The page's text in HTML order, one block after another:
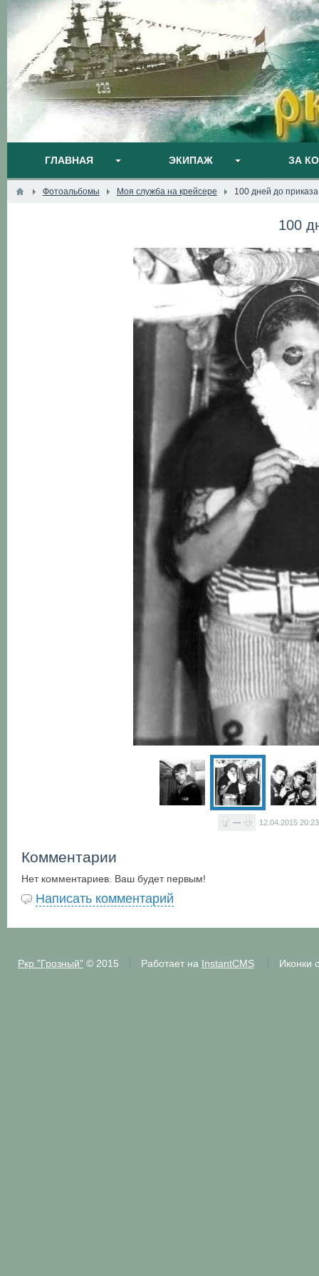
ГЛАВНАЯ ЭКИПАЖ ЗА
Фотоальбомы Моя служба на крейсере 100 дней до
100
— 12.04.2015 20:23
Комментарии
Нет комментариев. Ваш будет первым!
Написать комментарий
Ркр "Грозный"© 2015 Работает на InstantCMS Иконки